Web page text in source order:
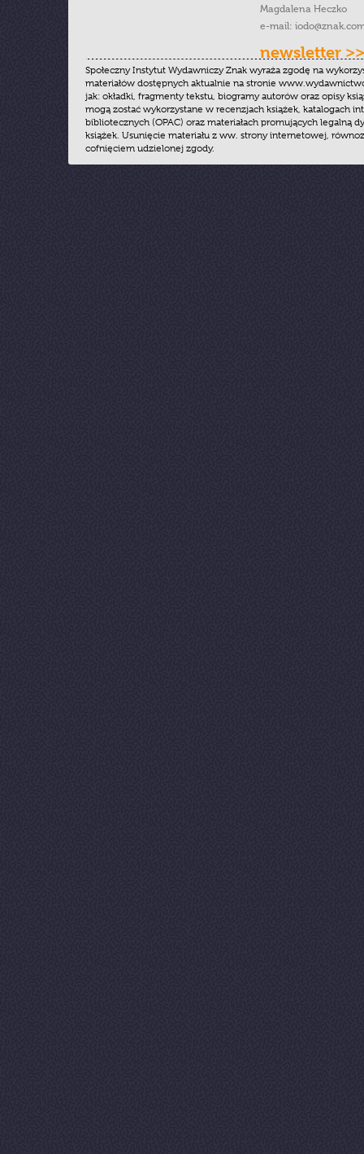
Magdalena Heczko
e-mail:
newsletter >>
Społeczny Instytut Wydawniczy Znak wyraża zgodę na
materiałów dostępnych aktualnie na stronie
jak: okładki, fragmenty tekstu, biogramy autorów oraz opisy
mogą zostać wykorzystane w recenzjach książek, katalogach
bibliotecznych (OPAC) oraz materiałach promujących legalną
książek. Usunięcie materiału z ww. strony internetowej,
cofnięciem udzielonej zgody.